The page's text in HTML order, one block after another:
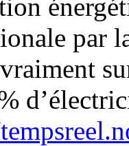
par